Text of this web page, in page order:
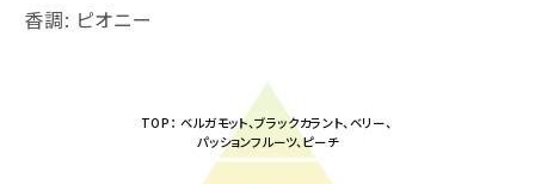
香調: ピオニー
TOP： ベルガモット、ブラックカラント、ベリー、
パッションフルーツ、ピーチ